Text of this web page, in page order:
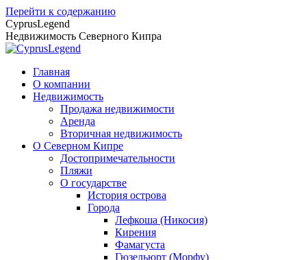
Перейти к содержанию
CyprusLegend
Недвижимость Северного Кипра
Главная
О компании
Недвижимость
Продажа недвижимости
Аренда
Вторичная недвижимость
О Северном Кипре
Достопримечательности
Пляжи
О государстве
История острова
Города
Лефкоша (Никосия)
Кирения
Фамагуста
Гюзельюрт (Морфу)